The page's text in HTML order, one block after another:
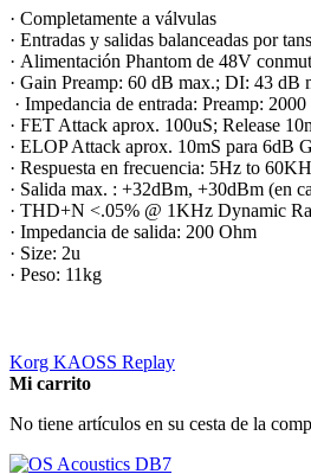
· Completamente a válvulas
· Entradas y salidas balanceadas por
· Alimentación Phantom de 48V
· Gain Preamp: 60 dB max.; DI: 43
· Impedancia de entrada: Preamp:
· FET Attack aprox. 100uS; Release
· ELOP Attack aprox. 10mS para 6dB
· Respuesta en frecuencia: 5Hz to
· Salida max. : +32dBm, +30dBm (en
· THD+N <.05% @ 1KHz Dynamic
· Impedancia de salida: 200 Ohm
· Size: 2u
· Peso: 11kg
Korg KAOSS Replay
Mi carrito
No tiene artículos en su cesta de la